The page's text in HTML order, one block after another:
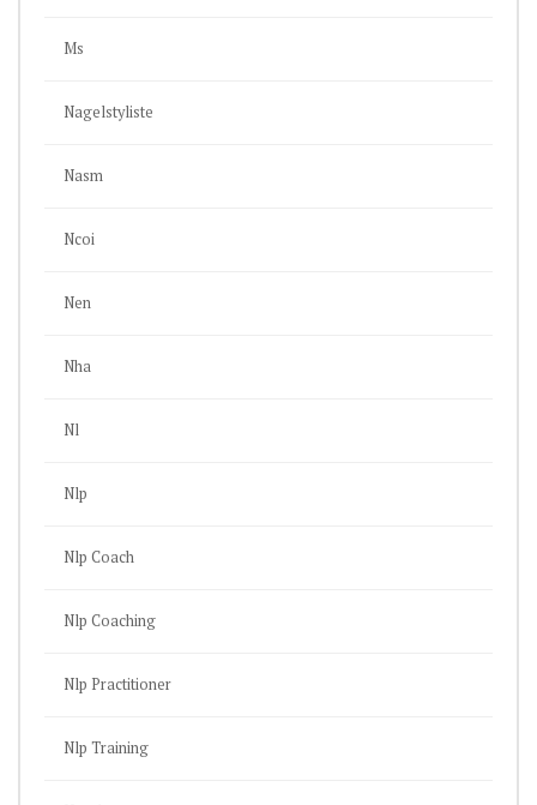
Ms
Nagelstyliste
Nasm
Ncoi
Nen
Nha
Nl
Nlp
Nlp Coach
Nlp Coaching
Nlp Practitioner
Nlp Training